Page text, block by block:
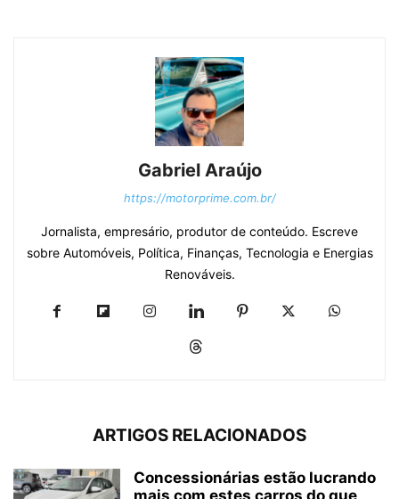
Gabriel Araújo
https://motorprime.com.br/
Jornalista, empresário, produtor de conteúdo. Escreve
sobre Automóveis, Política, Finanças, Tecnologia e Energias
Renováveis.
ARTIGOS RELACIONADOS
Concessionárias estão lucrando